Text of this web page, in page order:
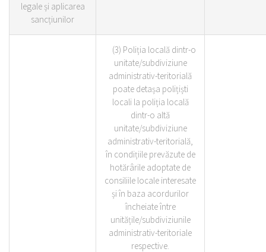
legale și aplicarea
sancțiunilor
(3) Poliția locală dintr-o
unitate/subdiviziune
administrativ-teritorială
poate detașa polițiști
locali la poliția locală
dintr-o altă
unitate/subdiviziune
administrativ-teritorială,
în condițiile prevăzute de
hotărârile adoptate de
consiliile locale interesate
și în baza acordurilor
încheiate între
unitățile/subdiviziunile
administrativ-teritoriale
respective.